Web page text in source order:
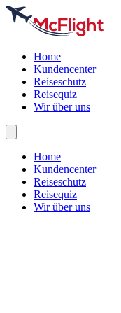
Home
Kundencenter
Reiseschutz
Reisequiz
Wir über uns
Home
Kundencenter
Reiseschutz
Reisequiz
Wir über uns